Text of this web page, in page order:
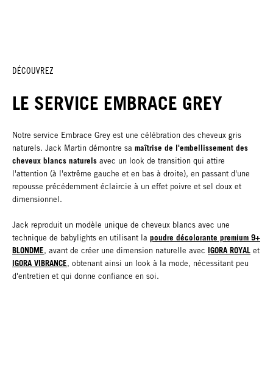
DÉCOUVREZ
LE SERVICE EMBRACE GREY
Notre service Embrace Grey est une célébration des cheveux gris
naturels. Jack Martin démontre sa maîtrise de l'embellissement des
cheveux blancs naturels avec un look de transition qui attire
l'attention (à l'extrême gauche et en bas à droite), en passant d'une
repousse précédemment éclaircie à un effet poivre et sel doux et
dimensionnel.
Jack reproduit un modèle unique de cheveux blancs avec une
technique de babylights en utilisant la poudre décolorante premium 9+
BLONDME, avant de créer une dimension naturelle avec IGORA ROYAL et
IGORA VIBRANCE, obtenant ainsi un look à la mode, nécessitant peu
d'entretien et qui donne confiance en soi.